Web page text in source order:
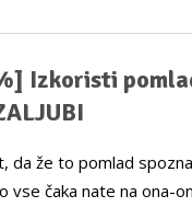
Izkoristi
da že to pomlad
vse čaka nate na ona-